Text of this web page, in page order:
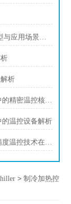
水冷机组是什么设备？水冷机工作原理、类型与应用场景全解析
析
半导体Chiller是什么设备？——半导体制造中的精密温控核心装备
温控设备解析
半导体Chiller是什么设备？冠亚恒温详解高精度温控技术在芯片制造中的应用
> 制冷加热控